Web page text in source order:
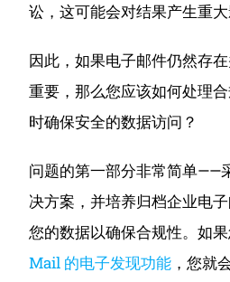
讼，这可能会对结果产生重大
因此，如果电子邮件仍然存
重要，那么您应该如何处理
时确保安全的数据访问？
问题的第一部分非常简单——
决方案，并培养归档企业电
您的数据以确保合规性。如
Mail 的电子发现功能 ，您就